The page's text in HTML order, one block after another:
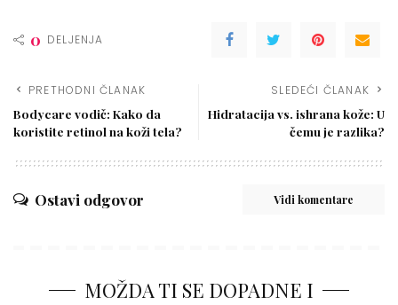
0 DELJENJA
PRETHODNI ČLANAK
Bodycare vodič: Kako da
koristite retinol na koži tela?
SLEDEĆI ČLANAK
Hidratacija vs. ishrana kože: U
čemu je razlika?
Ostavi odgovor Vidi komentare
MOŽDA TI SE DOPADNE I